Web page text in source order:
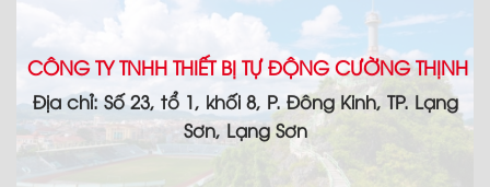
CÔNG TY TNHH THIẾT BỊ TỰ ĐỘNG CƯỜNG THỊNH
Địa chỉ: Số 23, tổ 1, khối 8, P. Đông Kinh, TP. Lạng
Sơn, Lạng Sơn